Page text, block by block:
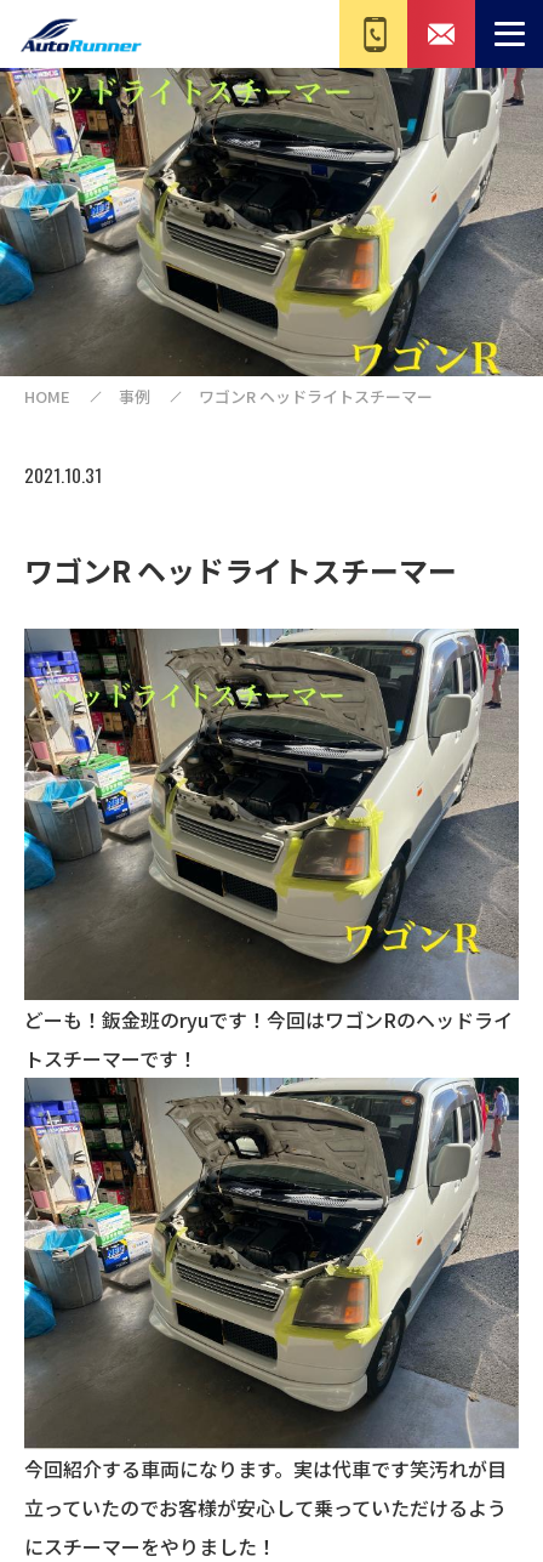
HOME 事例 ワゴンR ヘッドライトスチーマー
2021.10.31
ワゴンR ヘッドライトスチーマー
どーも！鈑金班のryuです！今回はワゴンRのヘッドライ
トスチーマーです！
今回紹介する車両になります。実は代車です笑汚れが目
立っていたのでお客様が安心して乗っていただけるよう
にスチーマーをやりました！